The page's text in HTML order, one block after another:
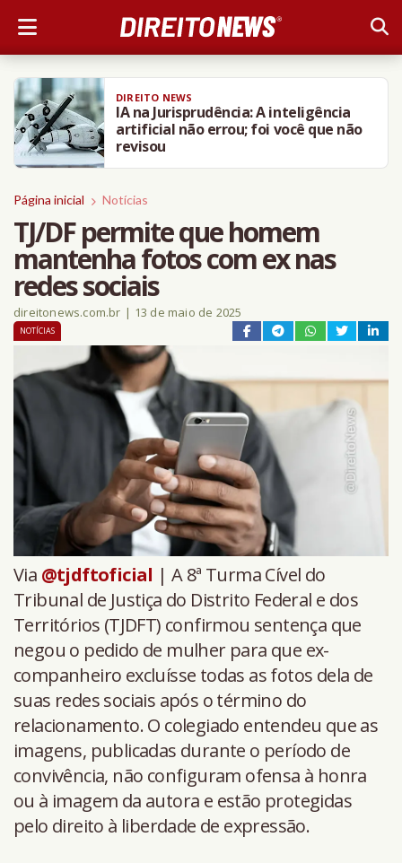
DIREITO NEWS
IA na Jurisprudência: A inteligência
artificial não errou; foi você que não
revisou
Página inicial Notícias
TJ/DF permite que homem
mantenha fotos com ex nas
redes sociais
direitonews.com.br | 13 de maio de 2025
NOTÍCIAS
Via @tjdftoficial | A 8ª Turma Cível do
Tribunal de Justiça do Distrito Federal e dos
Territórios (TJDFT) confirmou sentença que
negou o pedido de mulher para que ex-
companheiro excluísse todas as fotos dela de
suas redes sociais após o término do
relacionamento. O colegiado entendeu que as
imagens, publicadas durante o período de
convivência, não configuram ofensa à honra
ou à imagem da autora e estão protegidas
pelo direito à liberdade de expressão.